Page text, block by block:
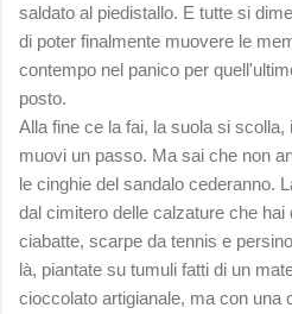
saldato al piedistallo. E tutte si
di poter finalmente muovere le
contempo nel panico per
posto.
Alla fine ce la fai, la suola si
muovi un passo. Ma sai che non
le cinghie del sandalo cederanno.
dal cimitero delle calzature che hai
ciabatte, scarpe da tennis e
là, piantate su tumuli fatti di un
cioccolato artigianale, ma con una